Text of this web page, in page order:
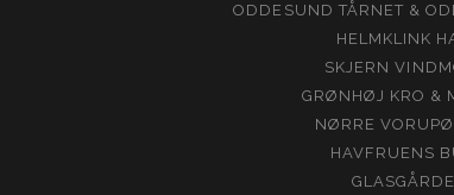
ODDESUND TÅRNET &
HELMKLINK
SKJERN
GRØNHØJ KRO &
NØRRE
HAVFRUENS